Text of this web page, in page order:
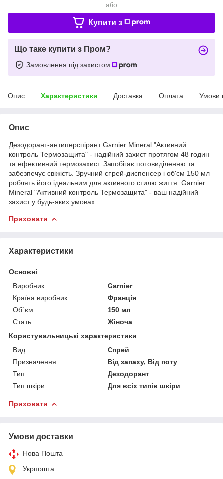
або
Купити з
Що таке купити з Пром?
Замовлення під захистом
Опис Характеристики Доставка Оплата Умови
Опис
Дезодорант-антиперспірант Garnier Mineral "Активний
контроль Термозащита" - надійний захист протягом 48 годин
та ефективний термозахист. Запобігає потовиділенню та
забезпечує свіжість. Зручний спрей-диспенсер і об'єм 150 мл
роблять його ідеальним для активного стилю життя. Garnier
Mineral "Активний контроль Термозащита" - ваш надійний
захист у будь-яких умовах.
Приховати
Характеристики
Основні
Виробник
Garnier
Країна виробник
Франція
Об`єм
150 мл
Стать
Жіноча
Користувальницькі характеристики
Вид
Спрей
Призначення
Від запаху, Від поту
Тип
Дезодорант
Тип шкіри
Для всіх типів шкіри
Приховати
Умови доставки
Нова Пошта
Укрпошта